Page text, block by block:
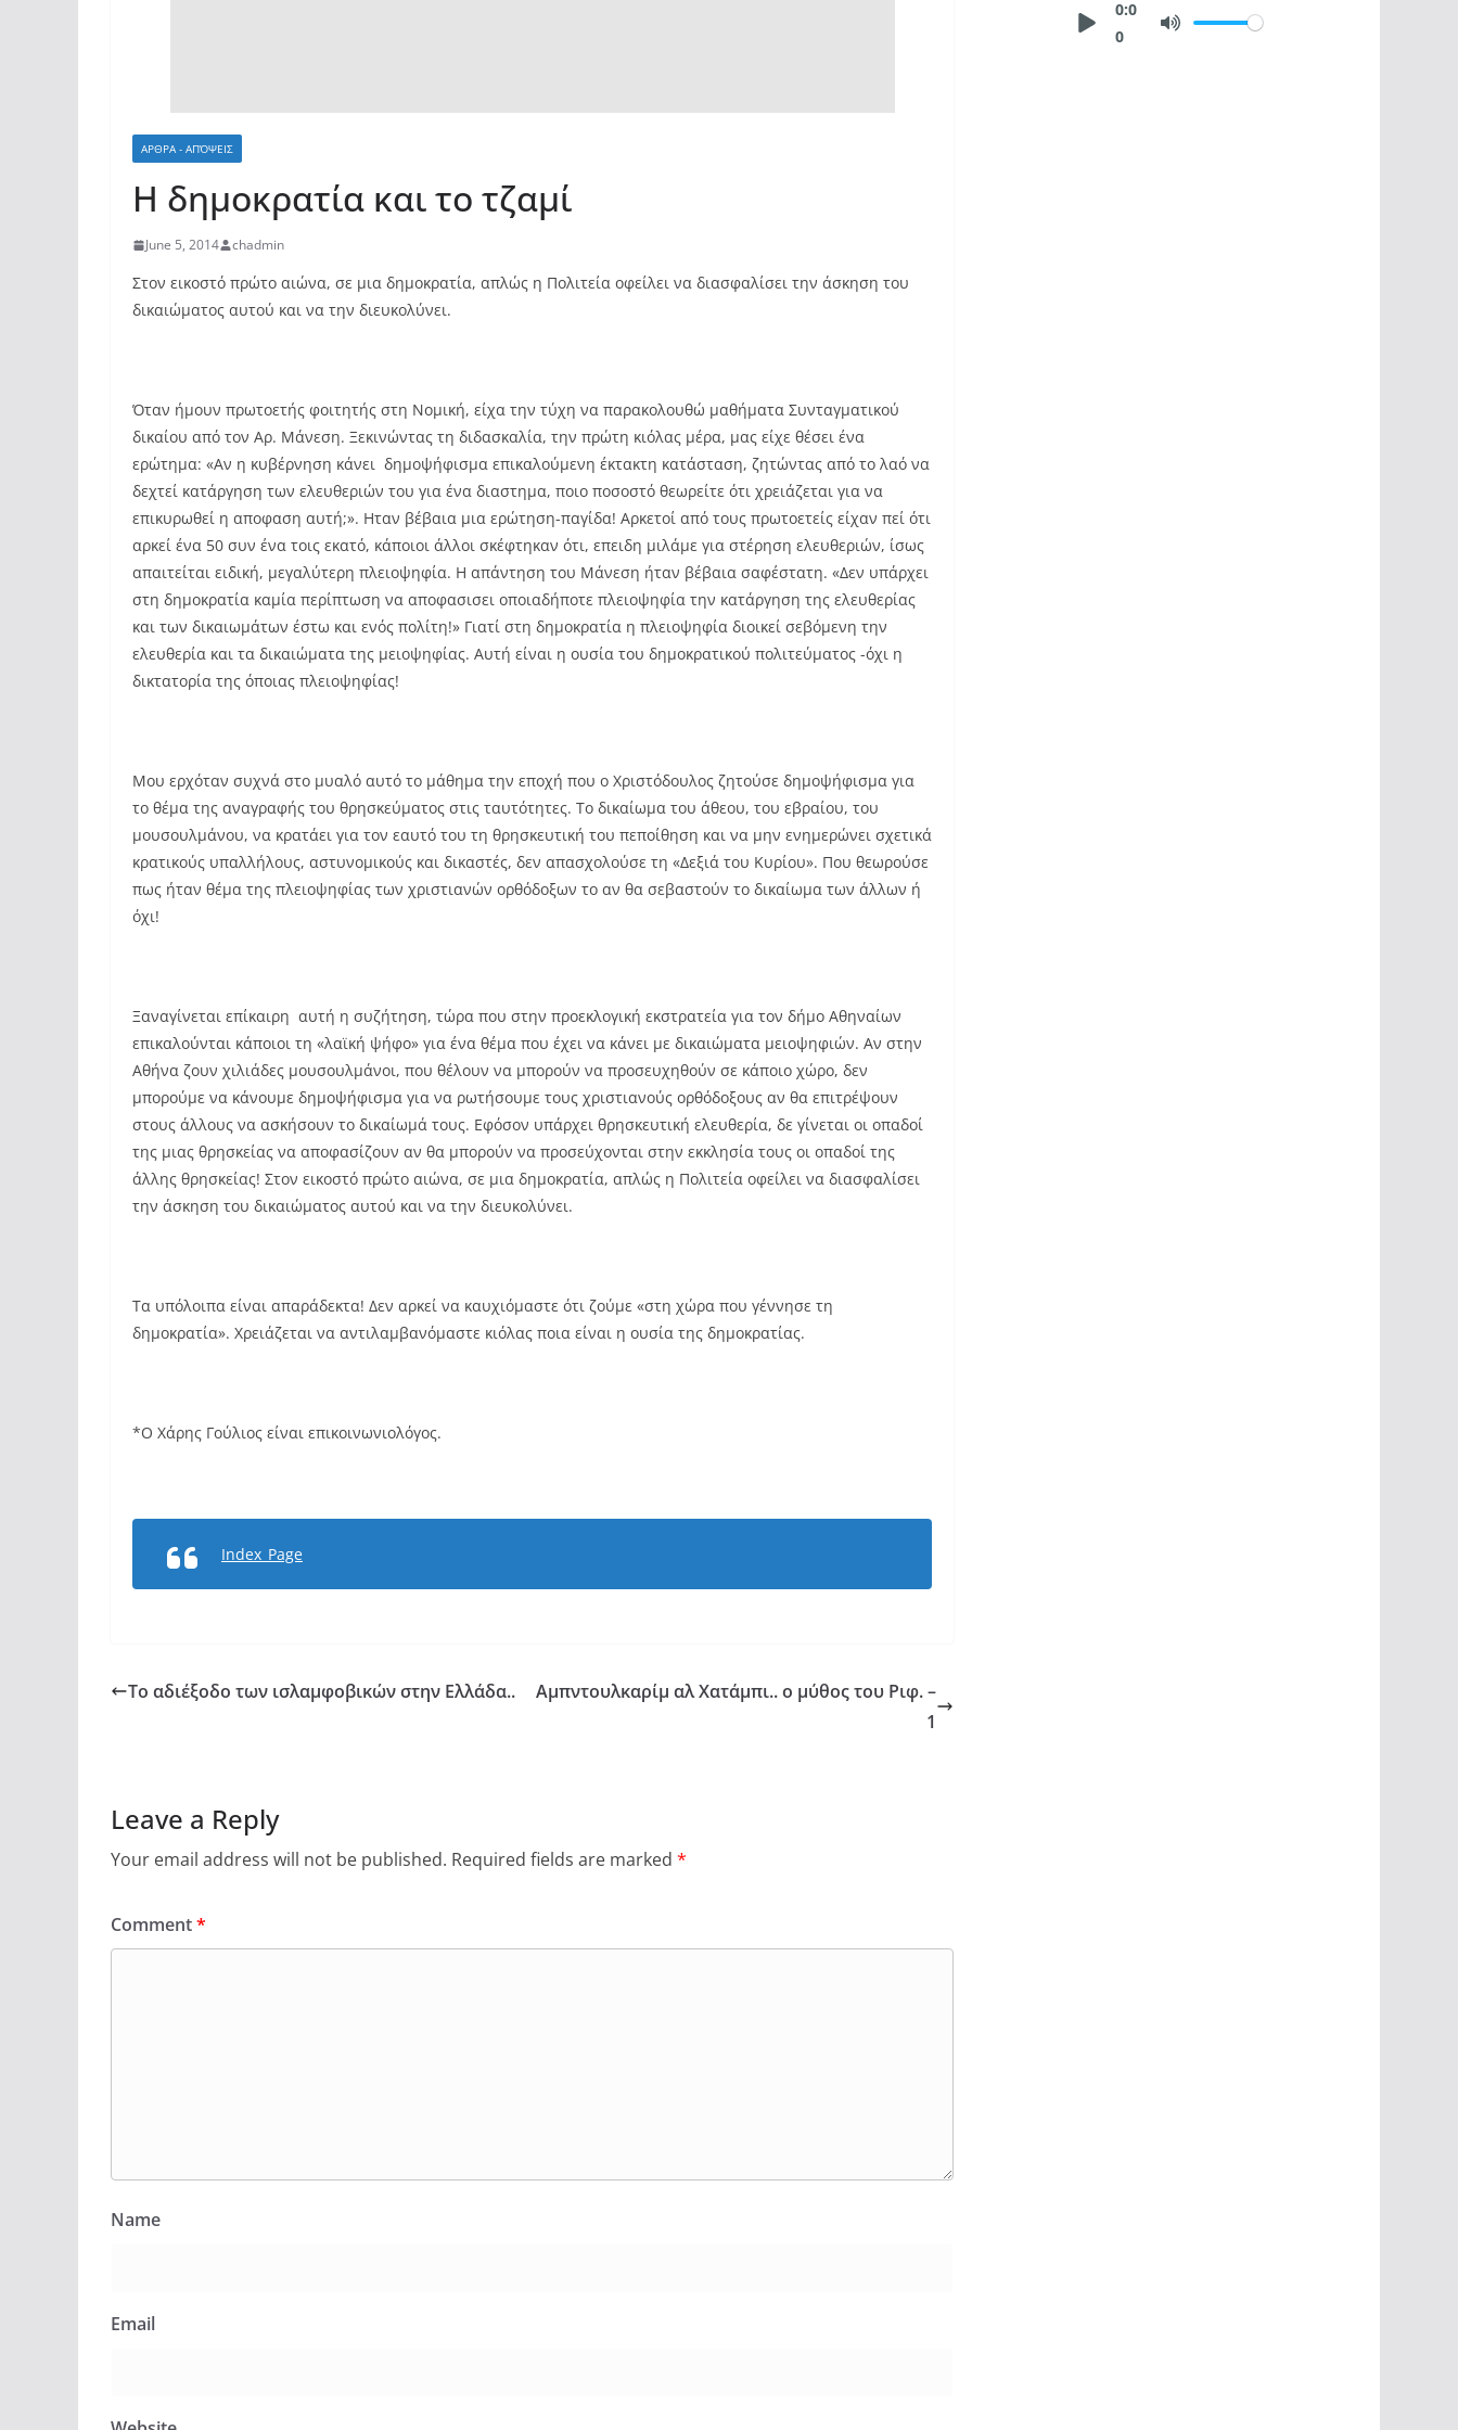
ΑΡΘΡΑ - ΑΠΌΨΕΙΣ
Η δημοκρατία και το τζαμί
June 5, 2014 chadmin
Στον εικοστό πρώτο αιώνα, σε μια δημοκρατία, απλώς η Πολιτεία οφείλει να διασφαλίσει την άσκηση του
δικαιώματος αυτού και να την διευκολύνει.
Όταν ήμουν πρωτοετής φοιτητής στη Νομική, είχα την τύχη να παρακολουθώ μαθήματα Συνταγματικού
δικαίου από τον Αρ. Μάνεση. Ξεκινώντας τη διδασκαλία, την πρώτη κιόλας μέρα, μας είχε θέσει ένα
ερώτημα: «Αν η κυβέρνηση κάνει δημοψήφισμα επικαλούμενη έκτακτη κατάσταση, ζητώντας από το λαό να
δεχτεί κατάργηση των ελευθεριών του για ένα διαστημα, ποιο ποσοστό θεωρείτε ότι χρειάζεται για να
επικυρωθεί η αποφαση αυτή;». Ηταν βέβαια μια ερώτηση-παγίδα! Αρκετοί από τους πρωτοετείς είχαν πεί ότι
αρκεί ένα 50 συν ένα τοις εκατό, κάποιοι άλλοι σκέφτηκαν ότι, επειδη μιλάμε για στέρηση ελευθεριών, ίσως
απαιτείται ειδική, μεγαλύτερη πλειοψηφία. Η απάντηση του Μάνεση ήταν βέβαια σαφέστατη. «Δεν υπάρχει
στη δημοκρατία καμία περίπτωση να αποφασισει οποιαδήποτε πλειοψηφία την κατάργηση της ελευθερίας
και των δικαιωμάτων έστω και ενός πολίτη!» Γιατί στη δημοκρατία η πλειοψηφία διοικεί σεβόμενη την
ελευθερία και τα δικαιώματα της μειοψηφίας. Αυτή είναι η ουσία του δημοκρατικού πολιτεύματος -όχι η
δικτατορία της όποιας πλειοψηφίας!
Μου ερχόταν συχνά στο μυαλό αυτό το μάθημα την εποχή που ο Χριστόδουλος ζητούσε δημοψήφισμα για
το θέμα της αναγραφής του θρησκεύματος στις ταυτότητες. Το δικαίωμα του άθεου, του εβραίου, του
μουσουλμάνου, να κρατάει για τον εαυτό του τη θρησκευτική του πεποίθηση και να μην ενημερώνει σχετικά
κρατικούς υπαλλήλους, αστυνομικούς και δικαστές, δεν απασχολούσε τη «Δεξιά του Κυρίου». Που θεωρούσε
πως ήταν θέμα της πλειοψηφίας των χριστιανών ορθόδοξων το αν θα σεβαστούν το δικαίωμα των άλλων ή
όχι!
Ξαναγίνεται επίκαιρη αυτή η συζήτηση, τώρα που στην προεκλογική εκστρατεία για τον δήμο Αθηναίων
επικαλούνται κάποιοι τη «λαϊκή ψήφο» για ένα θέμα που έχει να κάνει με δικαιώματα μειοψηφιών. Αν στην
Αθήνα ζουν χιλιάδες μουσουλμάνοι, που θέλουν να μπορούν να προσευχηθούν σε κάποιο χώρο, δεν
μπορούμε να κάνουμε δημοψήφισμα για να ρωτήσουμε τους χριστιανούς ορθόδοξους αν θα επιτρέψουν
στους άλλους να ασκήσουν το δικαίωμά τους. Εφόσον υπάρχει θρησκευτική ελευθερία, δε γίνεται οι οπαδοί
της μιας θρησκείας να αποφασίζουν αν θα μπορούν να προσεύχονται στην εκκλησία τους οι οπαδοί της
άλλης θρησκείας! Στον εικοστό πρώτο αιώνα, σε μια δημοκρατία, απλώς η Πολιτεία οφείλει να διασφαλίσει
την άσκηση του δικαιώματος αυτού και να την διευκολύνει.
Τα υπόλοιπα είναι απαράδεκτα! Δεν αρκεί να καυχιόμαστε ότι ζούμε «στη χώρα που γέννησε τη
δημοκρατία». Χρειάζεται να αντιλαμβανόμαστε κιόλας ποια είναι η ουσία της δημοκρατίας.
*Ο Χάρης Γούλιος είναι επικοινωνιολόγος.
Index_Page
Το αδιέξοδο των ισλαμφοβικών στην Ελλάδα..
Αμπντουλκαρίμ αλ Χατάμπι.. ο μύθος του Ριφ. –
1
Leave a Reply
Your email address will not be published. Required fields are marked *
Comment*
Name
Email
0:0
0